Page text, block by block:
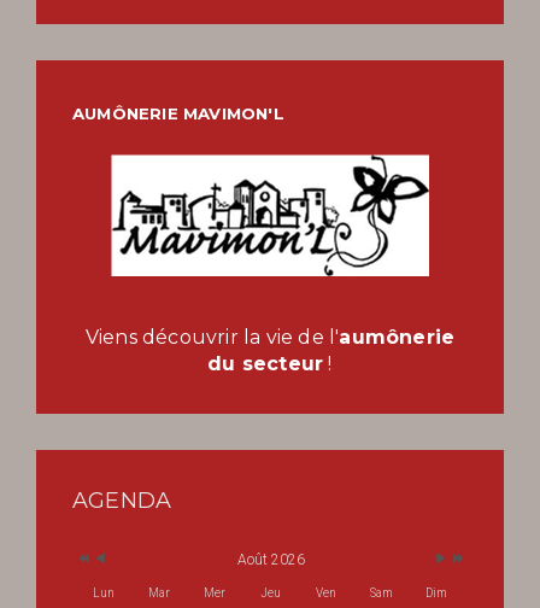
AUMÔNERIE MAVIMON'L
Viens découvrir la vie de l'aumônerie
du secteur !
AGENDA
Août 2026
Lun Mar Mer Jeu Ven Sam Dim